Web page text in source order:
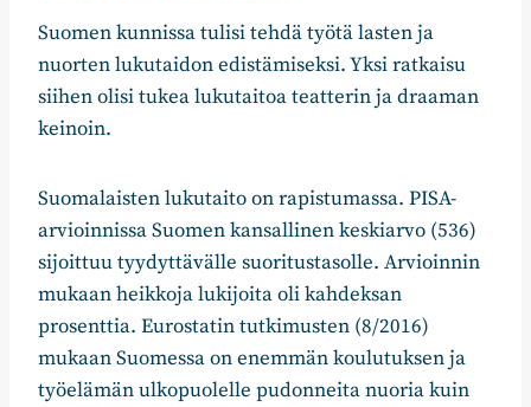
Suomen kunnissa tulisi tehdä työtä lasten ja
nuorten lukutaidon edistämiseksi. Yksi ratkaisu
siihen olisi tukea lukutaitoa teatterin ja draaman
keinoin.
Suomalaisten lukutaito on rapistumassa. PISA-
arvioinnissa Suomen kansallinen keskiarvo (536)
sijoittuu tyydyttävälle suoritustasolle. Arvioinnin
mukaan heikkoja lukijoita oli kahdeksan
prosenttia. Eurostatin tutkimusten (8/2016)
mukaan Suomessa on enemmän koulutuksen ja
työelämän ulkopuolelle pudonneita nuoria kuin